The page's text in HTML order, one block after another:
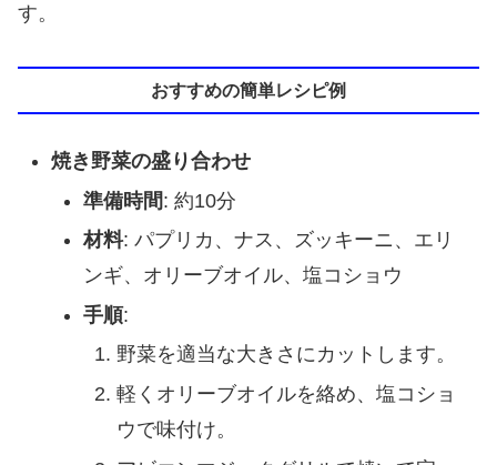
す。
おすすめの簡単レシピ例
焼き野菜の盛り合わせ
準備時間: 約10分
材料: パプリカ、ナス、ズッキーニ、エリ
ンギ、オリーブオイル、塩コショウ
手順:
野菜を適当な大きさにカットします。
軽くオリーブオイルを絡め、塩コショ
ウで味付け。